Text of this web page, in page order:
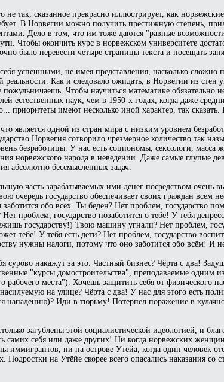
так, сказанное прекрасно иллюстрирует, как
В Норвегии можно получить престижную степень,
Дело в том, что им тоже даются "равные
Чтобы окончить курс в норвежском университете
было перевести четыре страницы текста и посещать
успешными, не имея представления, насколько сложно
Как и следовало ожидать, в Норвегии из стен
Чтобы научиться математике обязательно
естественных наук, чем в 1950-х годах, когда даже
приоритеты имеют несколько иной характер, так
является одной из стран мира с низким уровнем
Норвегия сотворило чрезмерное количество так
безработицы. У нас есть социономы, сексологи, масса
норвежского народа в неведении. Даже самые глупые
абсолютно бессмысленных задач.
часть зарабатываемых ими денег посредством очень
очередь государство обеспечивает своих граждан всем
обо всех. Ты беден? Нет проблем, государство
проблем, государство позаботится о тебе! У тебя
государству!) Твою машину угнали? Нет проблем,
тебе! У тебя есть дети? Нет проблем, государство
нужны налоги, потому что оно заботится обо всём! И
сурово накажут за это. Частный бизнес? Чёрта с два!
"курсы домостроительства", преподаваемые одним
места"). Хочешь защитить себя от физического
на улице? Чёрта с два! У нас для этого есть
Иди в тюрьму! Потерпел поражение в
загублены этой социалистической идеологией, и
самих себя или даже других! Ни когда норвежских
иммигрантов, ни на острове Утёйа, когда один человек
на Утёйе скорее всего опасались наказания со